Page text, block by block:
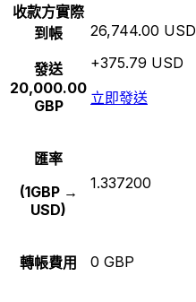
收款方實際
到帳
發送
20,000.00
GBP
26,744.00 USD
+375.79 USD
立即發送
匯率
(1GBP →
USD)
1.337200
轉帳費用 0 GBP